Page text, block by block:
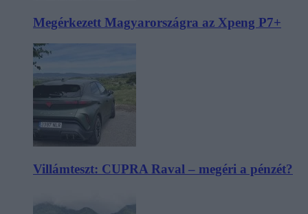
Megérkezett Magyarországra az Xpeng P7+
Villámteszt: CUPRA Raval – megéri a pénzét?